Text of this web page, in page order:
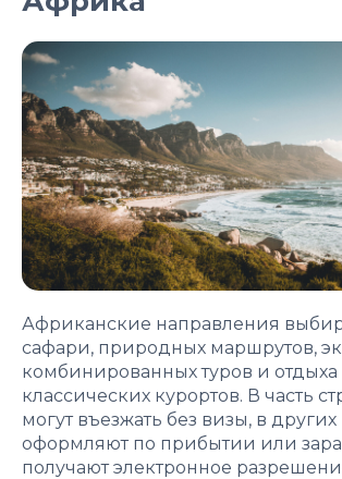
Африканские направления
сафари, природных маршрутов,
комбинированных туров и отдыха
классических курортов. В часть
могут въезжать без визы, в других
оформляют по прибытии или
получают электронное